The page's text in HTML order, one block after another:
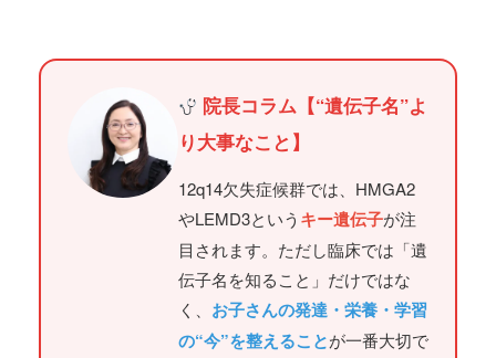
院長コラム【“遺伝子名”よ
り大事なこと】
12q14欠失症候群では、HMGA2
やLEMD3という キー遺伝子が注
目されます。ただし臨床では「遺
伝子名を知ること」だけではな
く、 お子さんの発達・栄養・学習
の“今”を整えることが一番大切で